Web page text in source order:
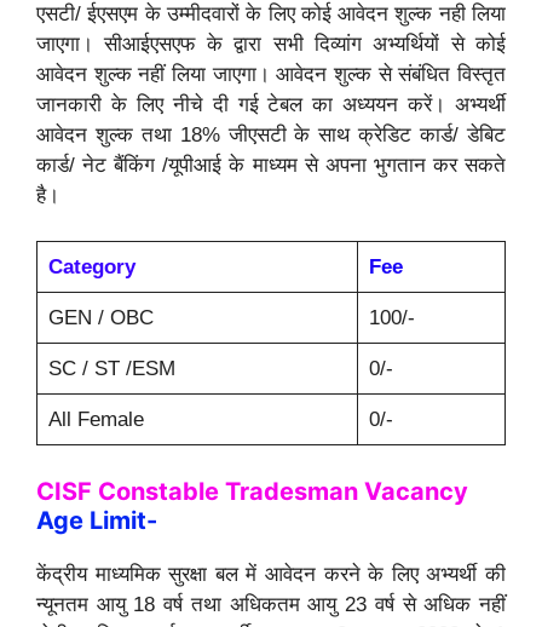
एसटी/ ईएसएम के उम्मीदवारों के लिए कोई आवेदन शुल्क नही लिया
जाएगा। सीआईएसएफ के द्वारा सभी दिव्यांग अभ्यर्थियों से कोई
आवेदन शुल्क नहीं लिया जाएगा। आवेदन शुल्क से संबंधित विस्तृत
जानकारी के लिए नीचे दी गई टेबल का अध्ययन करें। अभ्यर्थी
आवेदन शुल्क तथा 18% जीएसटी के साथ क्रेडिट कार्ड/ डेबिट
कार्ड/ नेट बैंकिंग /यूपीआई के माध्यम से अपना भुगतान कर सकते
है।
Category Fee
GEN / OBC 100/-
SC / ST /ESM 0/-
All Female 0/-
CISF Constable Tradesman Vacancy
Age Limit-
केंद्रीय माध्यमिक सुरक्षा बल में आवेदन करने के लिए अभ्यर्थी की
न्यूनतम आयु 18 वर्ष तथा अधिकतम आयु 23 वर्ष से अधिक नहीं